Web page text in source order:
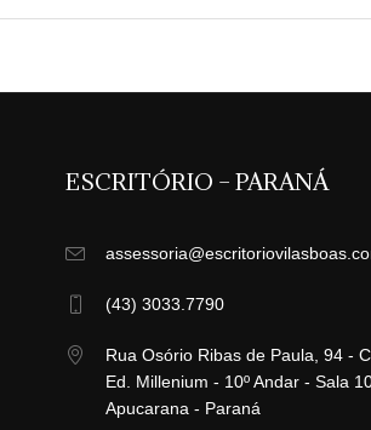
ESCRITÓRIO – PARANÁ
(43) 3033.7790
Rua Osório Ribas de Paula, 94 -
Ed. Millenium - 10º Andar - Sala
Apucarana - Paraná